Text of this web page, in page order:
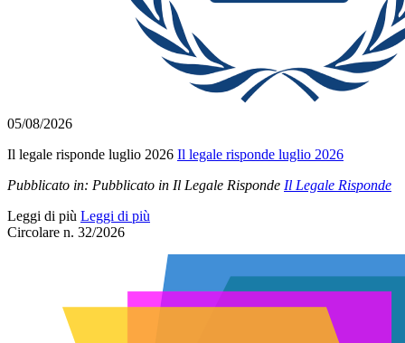
05/08/2026
Il legale risponde luglio 2026 Il legale risponde luglio 2026
Pubblicato in: Pubblicato in Il Legale Risponde Il Legale Risponde
Leggi di più Leggi di più
Circolare n. 32/2026